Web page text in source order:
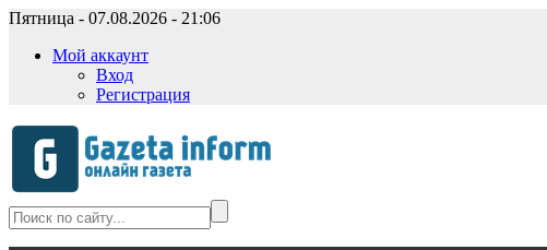
Пятница - 07.08.2026 - 21:06
Мой аккаунт
Вход
Регистрация